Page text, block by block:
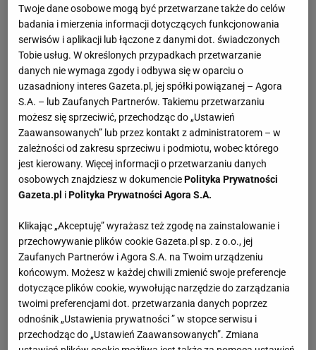
Twoje dane osobowe mogą być przetwarzane także do celów
badania i mierzenia informacji dotyczących funkcjonowania
serwisów i aplikacji lub łączone z danymi dot. świadczonych
Tobie usług. W określonych przypadkach przetwarzanie
danych nie wymaga zgody i odbywa się w oparciu o
uzasadniony interes Gazeta.pl, jej spółki powiązanej – Agora
S.A. – lub Zaufanych Partnerów. Takiemu przetwarzaniu
możesz się sprzeciwić, przechodząc do „Ustawień
Zaawansowanych” lub przez kontakt z administratorem – w
zależności od zakresu sprzeciwu i podmiotu, wobec którego
jest kierowany. Więcej informacji o przetwarzaniu danych
osobowych znajdziesz w dokumenciePolityka Prywatności
Gazeta.pl iPolityka Prywatności Agora S.A.
Klikając „Akceptuję” wyrażasz też zgodę na zainstalowanie i
przechowywanie plików cookie Gazeta.pl sp. z o.o., jej
Zaufanych Partnerów i Agora S.A. na Twoim urządzeniu
końcowym. Możesz w każdej chwili zmienić swoje preferencje
dotyczące plików cookie, wywołując narzędzie do zarządzania
twoimi preferencjami dot. przetwarzania danych poprzez
odnośnik „Ustawienia prywatności ” w stopce serwisu i
przechodząc do „Ustawień Zaawansowanych”. Zmiana